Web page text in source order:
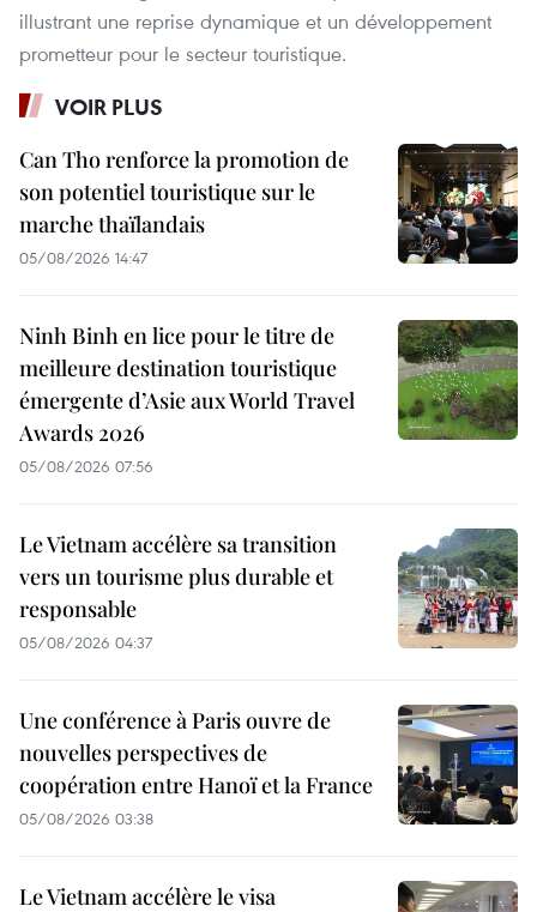
illustrant une reprise dynamique et un développement
prometteur pour le secteur touristique.
VOIR PLUS
Can Tho renforce la promotion de
son potentiel touristique sur le
marche thaïlandais
05/08/2026 14:47
Ninh Binh en lice pour le titre de
meilleure destination touristique
émergente d’Asie aux World Travel
Awards 2026
05/08/2026 07:56
Le Vietnam accélère sa transition
vers un tourisme plus durable et
responsable
05/08/2026 04:37
Une conférence à Paris ouvre de
nouvelles perspectives de
coopération entre Hanoï et la France
05/08/2026 03:38
Le Vietnam accélère le visa